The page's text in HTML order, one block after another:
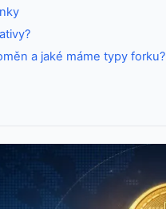
a jaké máme typy forku?